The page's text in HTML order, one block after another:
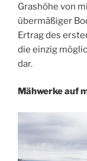
Grashöhe von
übermäßiger
Ertrag des
die einzig
dar.
Mähwerke auf